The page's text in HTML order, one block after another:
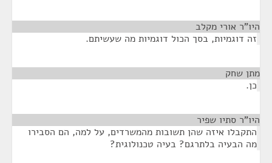
היו"ר אורי מקלב
זה דוגמיות, בסך הכול דוגמיות מה שעשיתם.
מתן שחק
כן.
היו"ר סתיו שפיר
התקבלו איזה שהן תשובות מהמשרדים, על למה, הם הסבירו
מה הבעיה בלתרגם? בעיה טכנולוגית?